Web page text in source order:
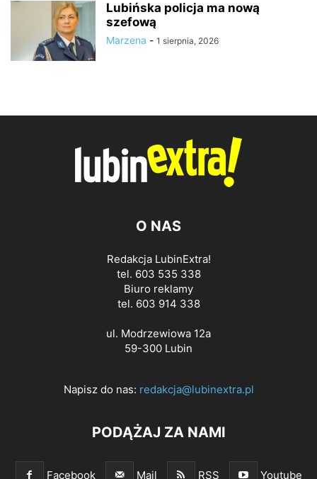
Lubińska policja ma nową
szefową
Marzena - 1 sierpnia, 2026
O NAS
Redakcja LubinExtra!
tel. 603 535 338
Biuro reklamy
tel. 603 914 338
ul. Modrzewiowa 12a
59-300 Lubin
Napisz do nas: redakcja@lubinextra.pl
PODĄŻAJ ZA NAMI
Facebook Mail RSS Youtube